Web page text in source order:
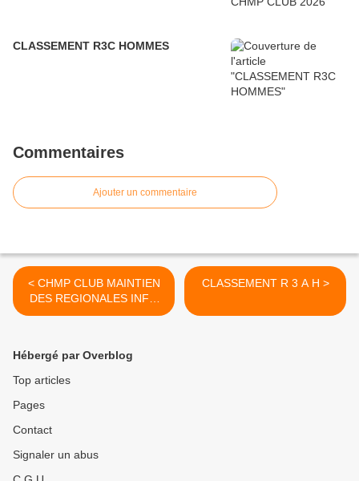
CLASSEMENT R3C HOMMES
Commentaires
Ajouter un commentaire
< CHMP CLUB MAINTIEN
DES REGIONALES INFO
DE LA LIGUE PACA
CLASSEMENT R 3 A H >
Hébergé par Overblog
Top articles
Pages
Contact
Signaler un abus